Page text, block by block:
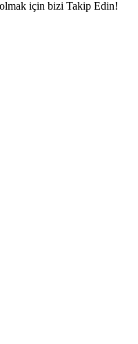
için bizi Takip Edin!